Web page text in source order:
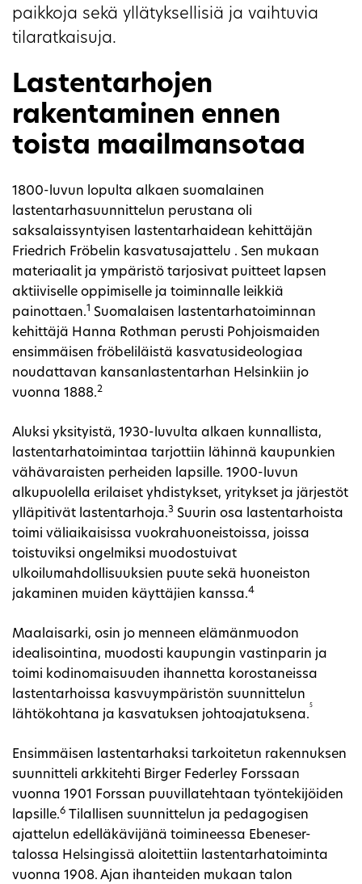
paikkoja sekä yllätyksellisiä ja vaihtuvia
tilaratkaisuja.
Lastentarhojen
rakentaminen ennen
toista maailmansotaa
1800-luvun lopulta alkaen suomalainen
lastentarhasuunnittelun perustana oli
saksalaissyntyisen lastentarhaidean kehittäjän
Friedrich Fröbelin kasvatusajattelu . Sen mukaan
materiaalit ja ympäristö tarjosivat puitteet lapsen
aktiiviselle oppimiselle ja toiminnalle leikkiä
painottaen.1 Suomalaisen lastentarhatoiminnan
kehittäjä Hanna Rothman perusti Pohjoismaiden
ensimmäisen fröbeliläistä kasvatusideologiaa
noudattavan kansanlastentarhan Helsinkiin jo
vuonna 1888.2
Aluksi yksityistä, 1930-luvulta alkaen kunnallista,
lastentarhatoimintaa tarjottiin lähinnä kaupunkien
vähävaraisten perheiden lapsille. 1900-luvun
alkupuolella erilaiset yhdistykset, yritykset ja järjestöt
ylläpitivät lastentarhoja.3 Suurin osa lastentarhoista
toimi väliaikaisissa vuokrahuoneistoissa, joissa
toistuviksi ongelmiksi muodostuivat
ulkoilumahdollisuuksien puute sekä huoneiston
jakaminen muiden käyttäjien kanssa.4
Maalaisarki, osin jo menneen elämänmuodon
idealisointina, muodosti kaupungin vastinparin ja
toimi kodinomaisuuden ihannetta korostaneissa
lastentarhoissa kasvuympäristön suunnittelun
lähtökohtana ja kasvatuksen johtoajatuksena.
5
Ensimmäisen lastentarhaksi tarkoitetun rakennuksen
suunnitteli arkkitehti Birger Federley Forssaan
vuonna 1901 Forssan puuvillatehtaan työntekijöiden
lapsille.6
Tilallisen suunnittelun ja pedagogisen
ajattelun edelläkävijänä toimineessa Ebeneser-
talossa Helsingissä aloitettiin lastentarhatoiminta
vuonna 1908. Ajan ihanteiden mukaan talon